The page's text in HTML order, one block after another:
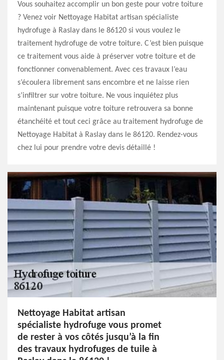
Vous souhaitez accomplir un bon geste pour votre toiture
? Venez voir Nettoyage Habitat artisan spécialiste
hydrofuge à Raslay dans le 86120 si vous voulez le
traitement hydrofuge de votre toiture. C’est bien puisque
ce traitement vous aide à préserver votre toiture et de
fonctionner convenablement. Avec ces travaux l’eau
s’écoulera librement sans encombre et ne laisse rien
s’infiltrer sur votre toiture. Ne vous inquiétez plus
maintenant puisque votre toiture retrouvera sa bonne
étanchéité et tout ceci grâce au traitement hydrofuge de
Nettoyage Habitat à Raslay dans le 86120. Rendez-vous
chez lui pour prendre votre devis détaillé !
Nettoyage Habitat artisan
spécialiste hydrofuge vous promet
de rester à vos côtés jusqu’à la fin
des travaux hydrofuges de tuile à